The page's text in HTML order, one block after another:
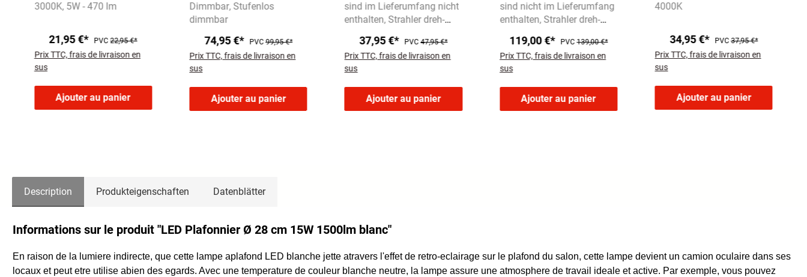
3000K 5W - 470 lm
21,95 €* PVC22,95 €*
Prix TTC, frais de livraison en
sus
Ajouter au panier
Dimmbar Stufenlos
dimmbar
74,95 €* PVC99,95 €*
Prix TTC, frais de livraison en
sus
Ajouter au panier
sind im Lieferumfang nicht
enthalten Strahler dreh-
37,95 €* PVC47,95 €*
Prix TTC, frais de livraison en
sus
Ajouter au panier
sind nicht im Lieferumfang
enthalten Strahler dreh-
119,00 €* PVC139,00 €*
Prix TTC, frais de livraison en
sus
Ajouter au panier
4000K
34,95 €* PVC37,95 €*
Prix TTC, frais de livraison en
sus
Ajouter au panier
Description Produkteigenschaften Datenblätter
Informations sur le produit "LED Plafonnier Ø 28 cm 15W 1500lm blanc"
En raison de la lumiere indirecte, que cette lampe aplafond LED blanche jette atravers l'effet de retro-eclairage sur le plafond du salon, cette lampe devient un camion oculaire dans ses
locaux et peut etre utilise abien des egards. Avec une temperature de couleur blanche neutre, la lampe assure une atmosphere de travail ideale et active. Par exemple, vous pouvez